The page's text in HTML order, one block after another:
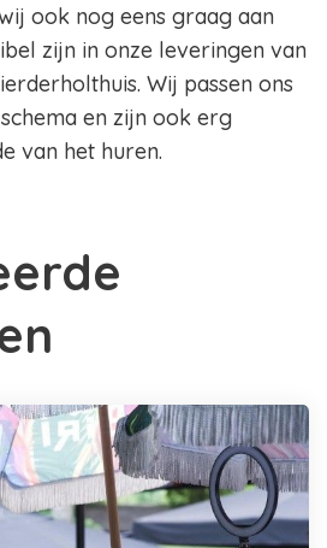
ook nog eens graag aan
zijn in onze leveringen van
Wij passen ons
en zijn ook erg
van het huren.